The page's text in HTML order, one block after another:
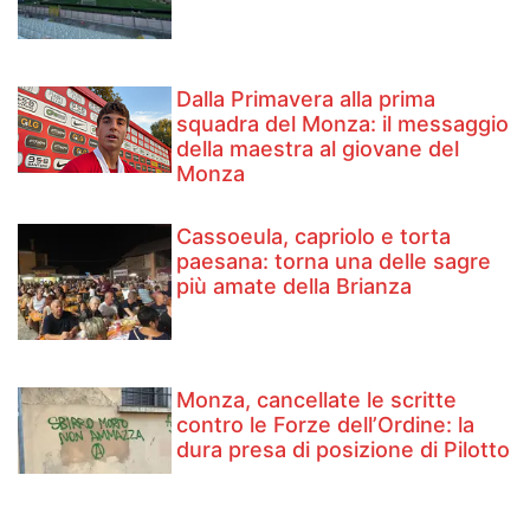
Dalla Primavera alla prima
squadra del Monza: il messaggio
della maestra al giovane del
Monza
Cassoeula, capriolo e torta
paesana: torna una delle sagre
più amate della Brianza
Monza, cancellate le scritte
contro le Forze dell’Ordine: la
dura presa di posizione di Pilotto